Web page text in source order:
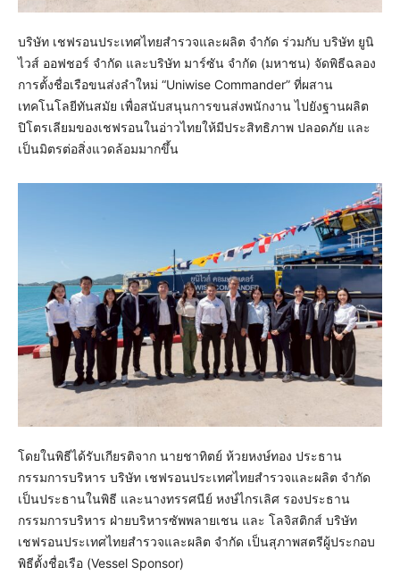
บริษัท เชฟรอนประเทศไทยสำรวจและผลิต จำกัด ร่วมกับ บริษัท ยูนิ
ไวส์ ออฟชอร์ จำกัด และบริษัท มาร์ซัน จำกัด (มหาชน) จัดพิธีฉลอง
การตั้งชื่อเรือขนส่งลำใหม่ “Uniwise Commander” ที่ผสาน
เทคโนโลยีทันสมัย เพื่อสนับสนุนการขนส่งพนักงาน ไปยังฐานผลิต
ปิโตรเลียมของเชฟรอนในอ่าวไทยให้มีประสิทธิภาพ ปลอดภัย และ
เป็นมิตรต่อสิ่งแวดล้อมมากขึ้น
โดยในพิธีได้รับเกียรติจาก นายชาทิตย์ ห้วยหงษ์ทอง ประธาน
กรรมการบริหาร บริษัท เชฟรอนประเทศไทยสำรวจและผลิต จำกัด
เป็นประธานในพิธี และนางทรรศนีย์ หงษ์ไกรเลิศ รองประธาน
กรรมการบริหาร ฝ่ายบริหารซัพพลายเชน และ โลจิสติกส์ บริษัท
เชฟรอนประเทศไทยสำรวจและผลิต จำกัด เป็นสุภาพสตรีผู้ประกอบ
พิธีตั้งชื่อเรือ (Vessel Sponsor)